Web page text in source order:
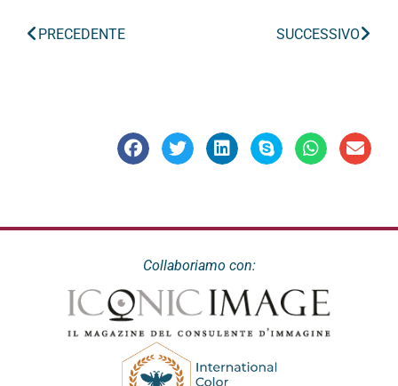
PRECEDENTE SUCCESSIVO
Collaboriamo con: